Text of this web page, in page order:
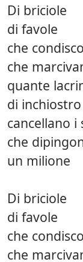
Di briciole
di favole
che
che
quante
di
cancellano i
che
un milione
Di briciole
di favole
che
che